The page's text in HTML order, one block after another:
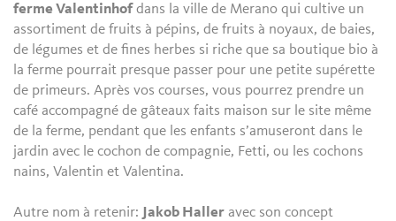
ferme Valentinhofdans la ville de Merano qui cultive un
assortiment de fruits à pépins, de fruits à noyaux, de baies,
de légumes et de fines herbes si riche que sa boutique bio à
la ferme pourrait presque passer pour une petite supérette
de primeurs. Après vos courses, vous pourrez prendre un
café accompagné de gâteaux faits maison sur le site même
de la ferme, pendant que les enfants s’amuseront dans le
jardin avec le cochon de compagnie, Fetti, ou les cochons
nains, Valentin et Valentina.
Autre nom à retenir: Jakob Haller avec son concept